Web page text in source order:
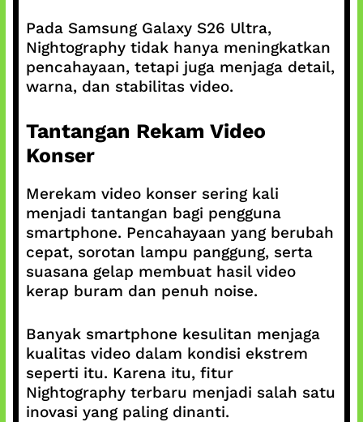
Pada Samsung Galaxy S26 Ultra,
Nightography tidak hanya meningkatkan
pencahayaan, tetapi juga menjaga detail,
warna, dan stabilitas video.
Tantangan Rekam Video
Konser
Merekam video konser sering kali
menjadi tantangan bagi pengguna
smartphone. Pencahayaan yang berubah
cepat, sorotan lampu panggung, serta
suasana gelap membuat hasil video
kerap buram dan penuh noise.
Banyak smartphone kesulitan menjaga
kualitas video dalam kondisi ekstrem
seperti itu. Karena itu, fitur
Nightography terbaru menjadi salah satu
inovasi yang paling dinanti.